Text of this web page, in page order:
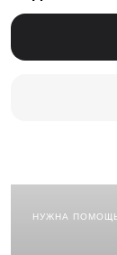
НУЖНА